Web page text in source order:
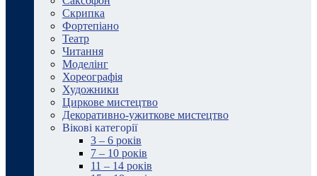
Скрипка
Фортепіано
Театр
Читання
Моделінг
Хореографія
Художники
Циркове мистецтво
Декоративно-ужиткове мистецтво
Вікові категорії
3 – 6 років
7 – 10 років
11 – 14 років